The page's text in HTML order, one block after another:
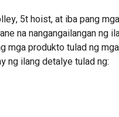
5t hoist, at iba pang
na nangangailangan
mga produkto tulad ng
ng ilang detalye tulad ng: